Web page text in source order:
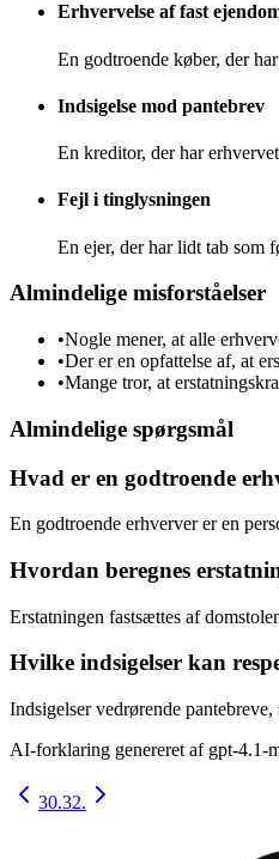
Erhvervelse af fast
En godtroende køber, der
Indsigelse mod pantebrev
En kreditor, der har
Fejl i tinglysningen
En ejer, der har lidt tab som
Almindelige misforståelser
•Nogle mener, at alle
•Der er en opfattelse af, at
•Mange tror, at
Almindelige spørgsmål
Hvad er en godtroende
En godtroende erhverver er en
Hvordan beregnes
Erstatningen fastsættes af
Hvilke indsigelser kan
Indsigelser vedrørende
AI-forklaring genereret af gpt-4.1-
30.32.